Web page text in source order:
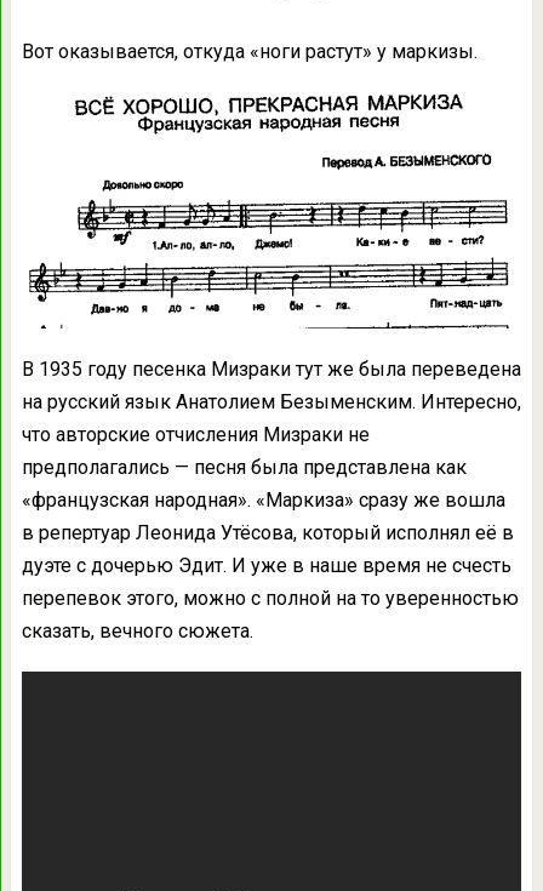
Вот оказывается, откуда «ноги растут» у маркизы.
В 1935 году песенка Мизраки тут же была переведена
на русский язык Анатолием Безыменским. Интересно,
что авторские отчисления Мизраки не
предполагались — песня была представлена как
«французская народная». «Маркиза» сразу же вошла
в репертуар Леонида Утёсова, который исполнял её в
дуэте с дочерью Эдит. И уже в наше время не счесть
перепевок этого, можно с полной на то уверенностью
сказать, вечного сюжета.